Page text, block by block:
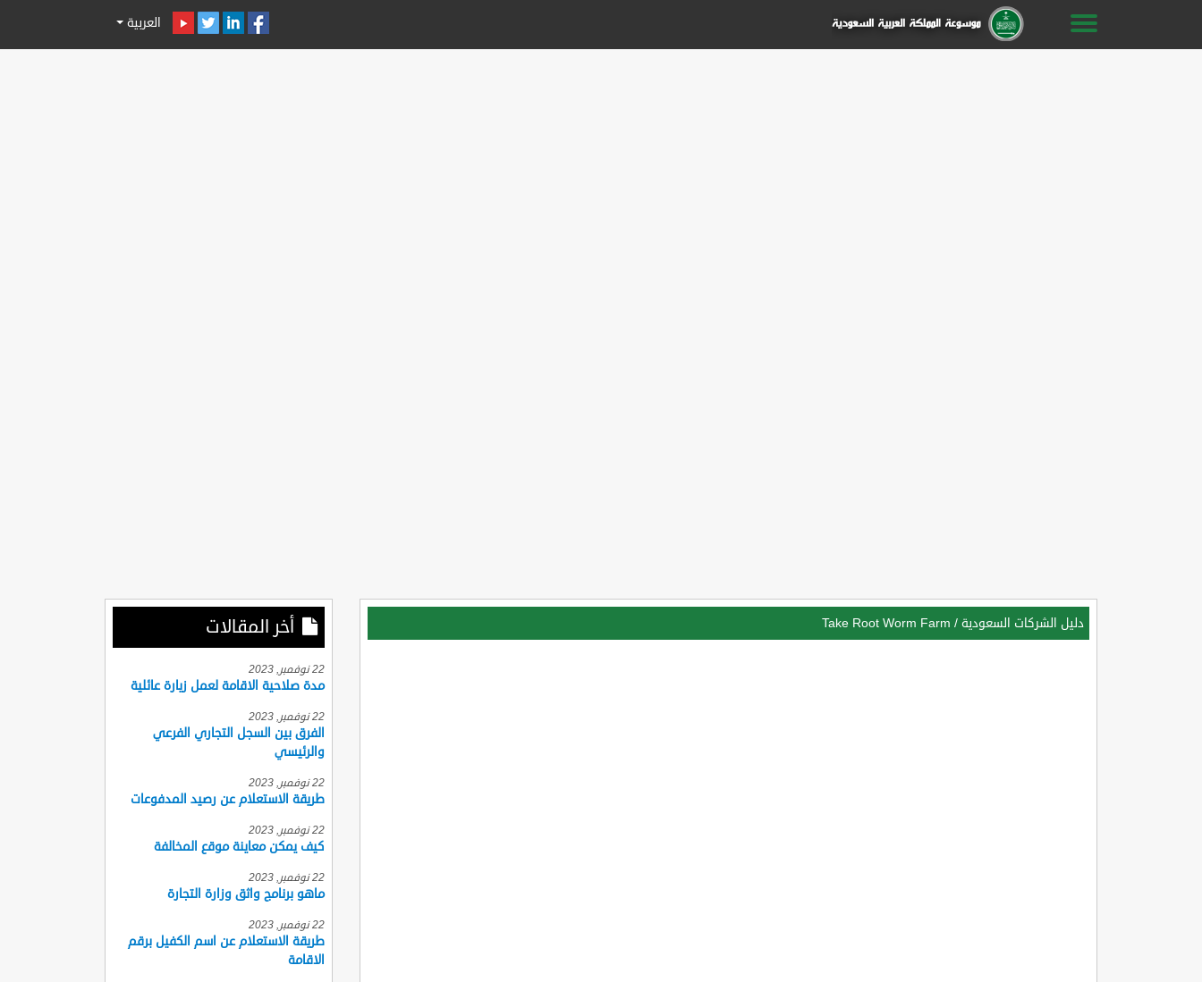
العربية
دليل الشركات السعودية /
Take Root Worm Farm أخر المقالات
22 نوفمبر, 2023
مدة صلاحية الاقامة لعمل زيارة عائلية
22 نوفمبر, 2023
الفرق بين السجل التجاري الفرعي
والرئيسي
22 نوفمبر, 2023
طريقة الاستعلام عن رصيد المدفوعات
22 نوفمبر, 2023
كيف يمكن معاينة موقع المخالفة
22 نوفمبر, 2023
ماهو برنامج واثق وزارة التجارة
22 نوفمبر, 2023
طريقة الاستعلام عن اسم الكفيل برقم
الاقامة